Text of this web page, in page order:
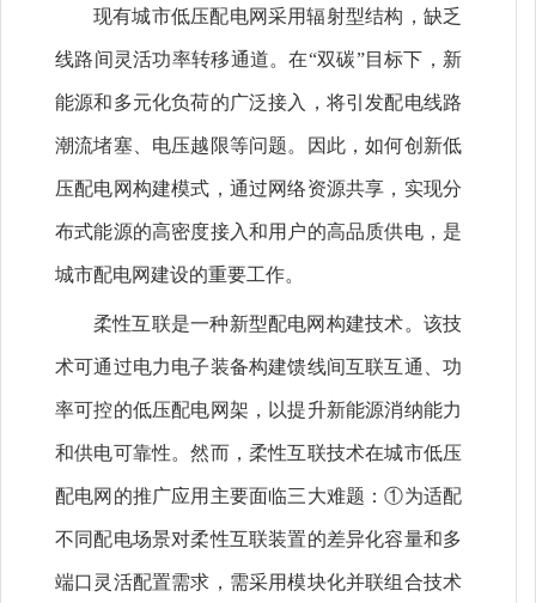
现有城市低压配电网采用辐射型结构，缺乏
线路间灵活功率转移通道。在“双碳”目标下，新
能源和多元化负荷的广泛接入，将引发配电线路
潮流堵塞、电压越限等问题。因此，如何创新低
压配电网构建模式，通过网络资源共享，实现分
布式能源的高密度接入和用户的高品质供电，是
城市配电网建设的重要工作。
柔性互联是一种新型配电网构建技术。该技
术可通过电力电子装备构建馈线间互联互通、功
率可控的低压配电网架，以提升新能源消纳能力
和供电可靠性。然而，柔性互联技术在城市低压
配电网的推广应用主要面临三大难题：①为适配
不同配电场景对柔性互联装置的差异化容量和多
端口灵活配置需求，需采用模块化并联组合技术